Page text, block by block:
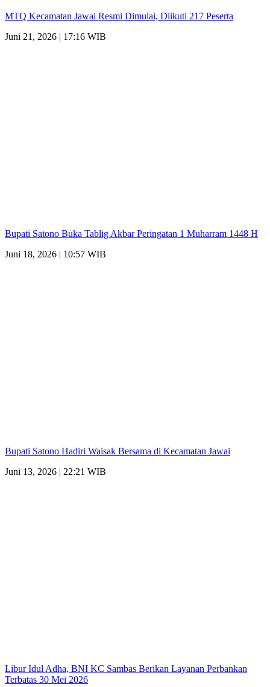
MTQ Kecamatan Jawai Resmi Dimulai, Diikuti 217 Peserta
Juni 21, 2026 | 17:16 WIB
Bupati Satono Buka Tablig Akbar Peringatan 1 Muharram 1448 H
Juni 18, 2026 | 10:57 WIB
Bupati Satono Hadiri Waisak Bersama di Kecamatan Jawai
Juni 13, 2026 | 22:21 WIB
Libur Idul Adha, BNI KC Sambas Berikan Layanan Perbankan
Terbatas 30 Mei 2026